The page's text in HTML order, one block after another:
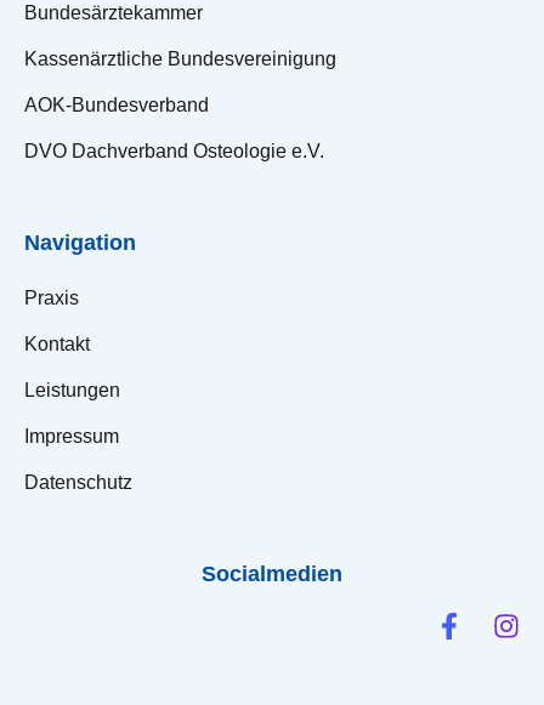
Bundesärztekammer
Kassenärztliche Bundesvereinigung
AOK-Bundesverband
DVO Dachverband Osteologie e.V.
Navigation
Praxis
Kontakt
Leistungen
Impressum
Datenschutz
Socialmedien